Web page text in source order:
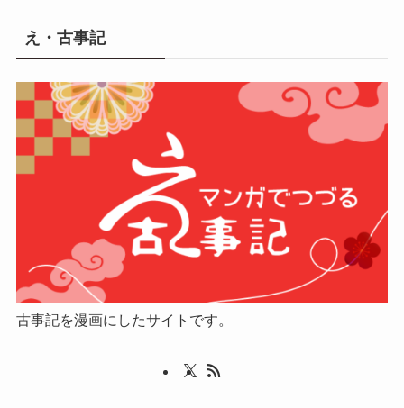
え・古事記
古事記を漫画にしたサイトです。